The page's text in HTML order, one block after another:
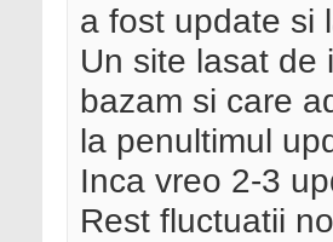
a fost update si
Un site lasat
bazam si care
la penultimul
Inca vreo 2-3
Rest fluctuatii